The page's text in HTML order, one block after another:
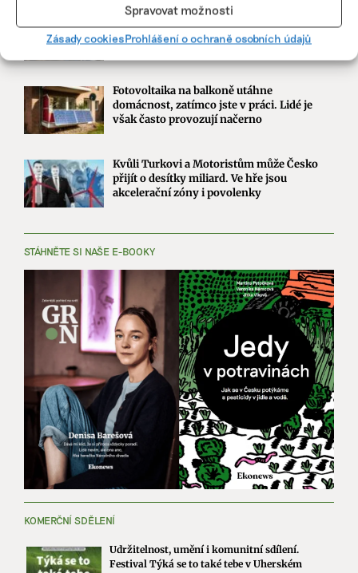
Spravovat možnosti
Zásady cookiesProhlášení o ochraně osobních údajů
Ruce nás pálily a otékaly nám prsty,
popisuje brněnská floristka problémy s
květinami z Afriky
Fotovoltaika na balkoně utáhne
domácnost, zatímco jste v práci. Lidé je
však často provozují načerno
Kvůli Turkovi a Motoristům může Česko
přijít o desítky miliard. Ve hře jsou
akcelerační zóny i povolenky
STÁHNĚTE SI NAŠE E-BOOKY
KOMERČNÍ SDĚLENÍ
Udržitelnost, umění i komunitní sdílení.
Festival Týká se to také tebe v Uherském